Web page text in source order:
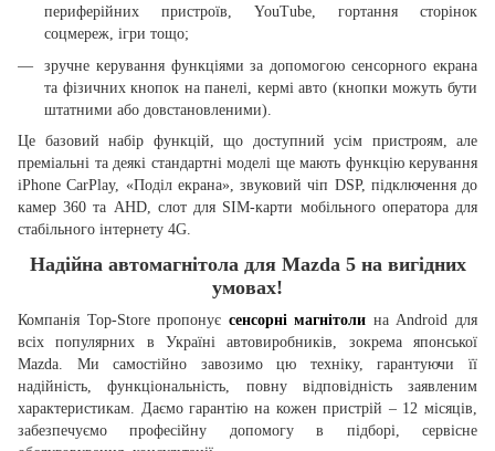
периферійних пристроїв, YouTube, гортання сторінок
соцмереж, ігри тощо;
зручне керування функціями за допомогою сенсорного екрана
та фізичних кнопок на панелі, кермі авто (кнопки можуть бути
штатними або довстановленими).
Це базовий набір функцій, що доступний усім пристроям, але
преміальні та деякі стандартні моделі ще мають функцію керування
iPhone CarPlay, «Поділ екрана», звуковий чіп DSP, підключення до
камер 360 та AHD, слот для SIM-карти мобільного оператора для
стабільного інтернету 4G.
Надійна автомагнітола для Mazda 5 на вигідних
умовах!
Компанія Top-Store пропонує сенсорні магнітоли на Android для
всіх популярних в Україні автовиробників, зокрема японської
Mazda. Ми самостійно завозимо цю техніку, гарантуючи її
надійність, функціональність, повну відповідність заявленим
характеристикам. Даємо гарантію на кожен пристрій – 12 місяців,
забезпечуємо професійну допомогу в підборі, сервісне